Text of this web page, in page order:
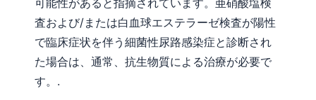
査および/または白血球エステラーゼ検査が陽性
で臨床症状を伴う細菌性尿路感染症と診断され
た場合は、通常、抗生物質による治療が必要で
す。.